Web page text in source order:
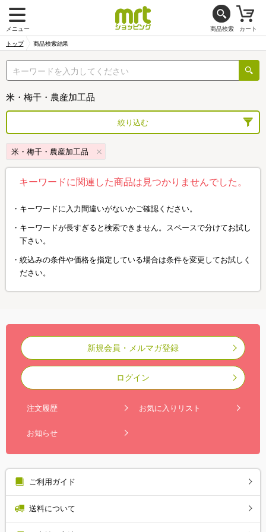
メニュー 商品検索 カート
トップ 商品検索結果
米・梅干・農産加工品
絞り込む
米・梅干・農産加工品
キーワードに関連した商品は見つかりませんでした。
キーワードに入力間違いがないかご確認ください。
キーワードが長すぎると検索できません。スペースで分けてお試し
下さい。
絞込みの条件や価格を指定している場合は条件を変更してお試しく
ださい。
新規会員・メルマガ登録
ログイン
注文履歴 お気に入りリスト
お知らせ
ご利用ガイド
送料について